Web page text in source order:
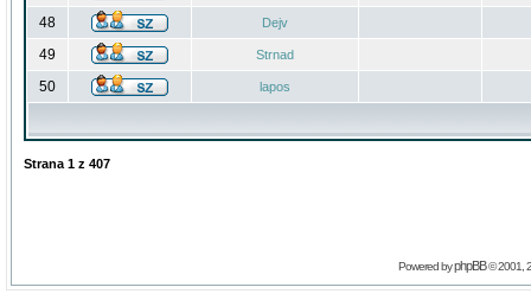
48 Dejv
49 Strnad
50 lapos
Strana 1 z 407
Powered byphpBB© 2001,